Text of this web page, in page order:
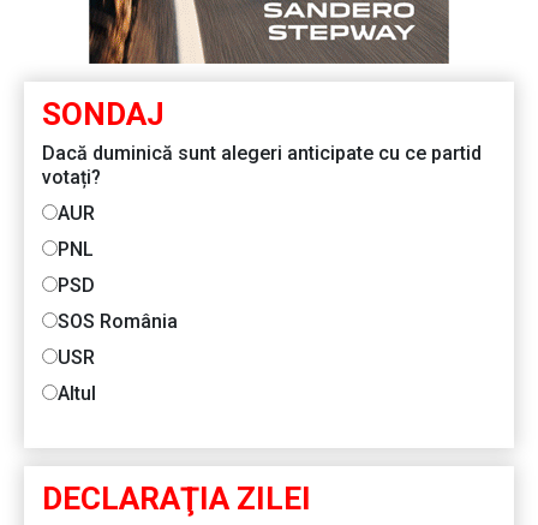
SONDAJ
Dacă duminică sunt alegeri anticipate cu ce partid
votați?
AUR
PNL
PSD
SOS România
USR
Altul
DECLARAŢIA ZILEI